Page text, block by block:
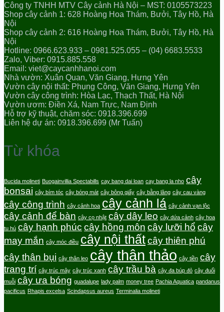
Công ty TNHH MTV Cây cảnh Hà Nội – MST: 0105573223
Shop cây cảnh 1: 628 Hoàng Hoa Thám, Bưởi, Tây Hồ, Hà
Nội
Shop cây cảnh 2: 616 Hoàng Hoa Thám, Bưởi, Tây Hồ, Hà
Nội
Hotline: 0966.623.933 – 0981.525.055 – (04) 6683.5533
Zalo, Viber: 0915.885.558
Email: viet@caycanhhanoi.com
Nhà vườn: Xuân Quan, Văn Giang, Hưng Yên
Vườn cây nội thất: Phụng Công, Văn Giang, Hưng Yên
Vườn cây công trình: Hòa Lạc, Thạch Thất, Hà Nội
Vườn ươm: Điền Xá, Nam Trực, Nam Định
Hỗ trợ kỹ thuật, chăm sóc: 0918.396.699
Liên hệ dự án: 0918.396.699 (Mr Tuấn)
Từ khóa
Bucida molineti Buogainvillia Spectabills cay bang dai loan cay bang la nho cây
bonsai cây bím tóc cây bóng mát cây bông giấy cây bằng lăng cây cau vàng
cây công trình cây cảnh hoa cây cảnh lá cây cảnh vạn lộc
cây cảnh để bàn cây cọ nhật cây dây leo cây dứa cảnh cây hoa
tu hú cây hạnh phúc cây hồng môn cây lưỡi hổ cây
may mắn cây móc điều cây nội thấtcây thiên phú
cây thân bụi cây thân leo cây thân thảo cây tiền cây
trang trí cây trúc mây cây trúc xanh cây trầu bà cây đa búp đỏ cây đuổi
muỗi cây ưa bóng guadalupe lady palm money tree Pachia Aquatica pandanus
pacificus Rhapis excelsa Scindapsus aureus Terminalia molineti